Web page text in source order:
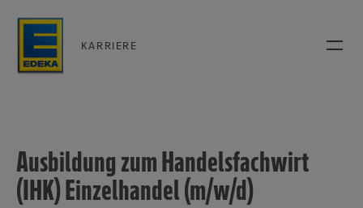
KARRIERE
Ausbildung zum Handelsfachwirt
(IHK) Einzelhandel (m/w/d)